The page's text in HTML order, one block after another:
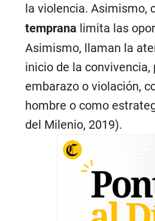
la violencia. Asimismo,
temprana limita las
Asimismo, llaman la
inicio de la
embarazo o violación,
hombre o como
del Milenio, 2019).